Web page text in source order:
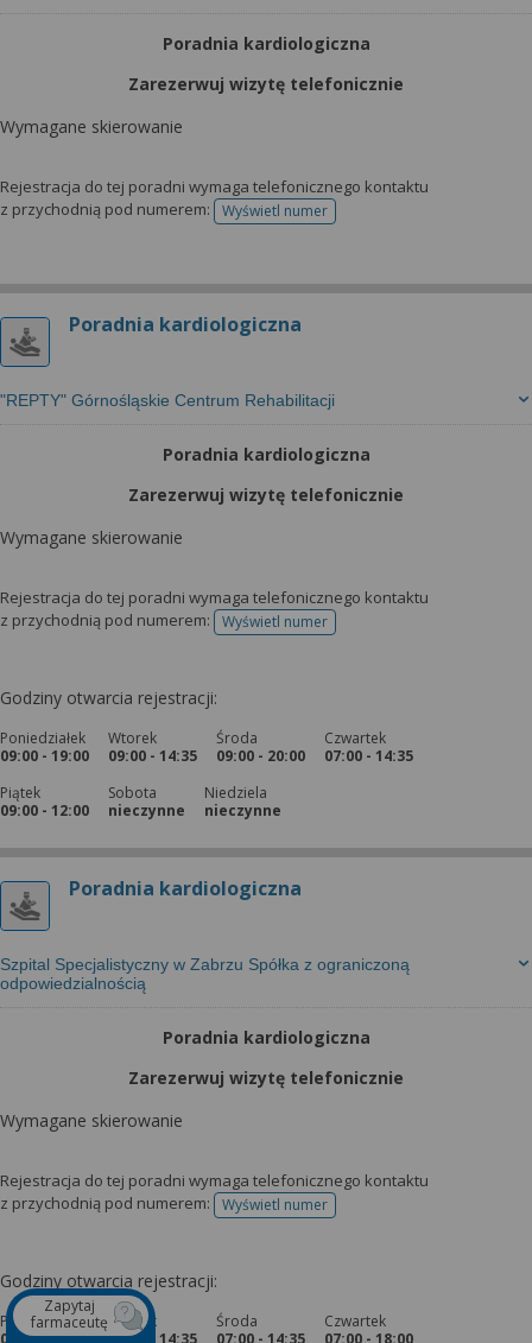
Poradnia kardiologiczna
Zarezerwuj wizytę telefonicznie
Wymagane skierowanie
Rejestracja do tej poradni wymaga telefonicznego kontaktu
z przychodnią pod numerem:
Wyświetl numertelefonu do rejestracji
Poradnia kardiologiczna
"REPTY" Górnośląskie Centrum Rehabilitacji
Poradnia kardiologiczna
Zarezerwuj wizytę telefonicznie
Wymagane skierowanie
Rejestracja do tej poradni wymaga telefonicznego kontaktu
z przychodnią pod numerem:
Wyświetl numertelefonu do rejestracji
Godziny otwarcia rejestracji:
Poniedziałek
09:00 - 19:00
Wtorek
09:00 - 14:35
Środa
09:00 - 20:00
Czwartek
07:00 - 14:35
Piątek
09:00 - 12:00
Sobota
nieczynne
Niedziela
nieczynne
Poradnia kardiologiczna
Szpital Specjalistyczny w Zabrzu Spółka z ograniczoną
odpowiedzialnością
Poradnia kardiologiczna
Zarezerwuj wizytę telefonicznie
Wymagane skierowanie
Rejestracja do tej poradni wymaga telefonicznego kontaktu
z przychodnią pod numerem:
Wyświetl numertelefonu do rejestracji
Godziny otwarcia rejestracji:
Poniedziałek
07:00 - 14:35
Wtorek
07:00 - 14:35
Środa
07:00 - 14:35
Czwartek
07:00 - 18:00
Zapytaj
farmaceutę